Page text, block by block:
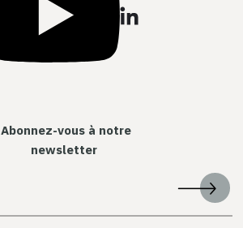
Abonnez-vous à notre
newsletter